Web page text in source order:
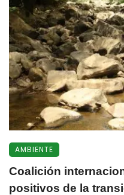
AMBIENTE
Coalición
positivos de la